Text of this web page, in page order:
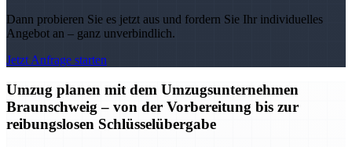
Dann probieren Sie es jetzt aus und fordern Sie Ihr individuelles
Angebot an – ganz unverbindlich.
Jetzt Anfrage starten
Umzug planen mit dem Umzugsunternehmen
Braunschweig – von der Vorbereitung bis zur
reibungslosen Schlüsselübergabe